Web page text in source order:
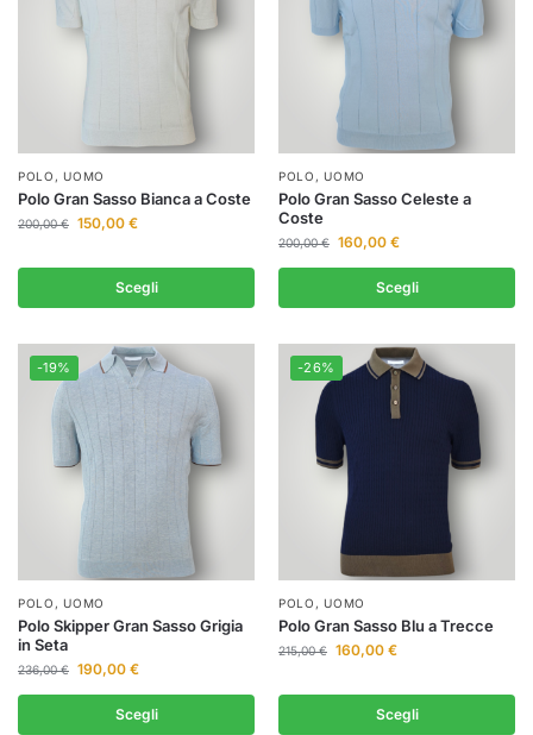
POLO ,UOMO
Polo Gran Sasso Bianca a Coste
200,00€ 150,00 €
Scegli
POLO ,UOMO
Polo Gran Sasso Celeste a
Coste
200,00€ 160,00 €
Scegli
-19%
POLO ,UOMO
Polo Skipper Gran Sasso Grigia
in Seta
236,00€ 190,00 €
Scegli
-26%
POLO ,UOMO
Polo Gran Sasso Blu a Trecce
215,00€ 160,00 €
Scegli